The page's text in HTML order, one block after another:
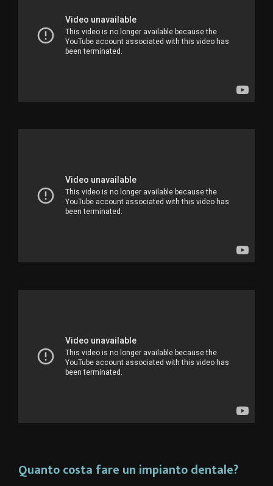
Quanto costa fare un impianto dentale?